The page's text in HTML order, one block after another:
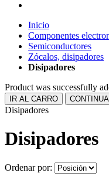
Inicio
Componentes
Semiconductores
Zócalos, disipadores
Disipadores
Product was successfully
IR AL CARRO
Disipadores
Disipadores
Ordenar por: